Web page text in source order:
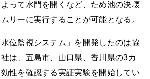
って水門を開くなど、ため池の決壊
リーに実行することが可能となる。
位監視システム」を開発したのは協
は、五島市、山口県、香川県の3カ
性を確認する実証実験を開始してい